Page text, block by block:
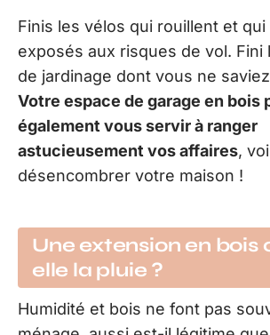
Finis les vélos qui rouillent et
exposés aux risques de vol. Fini
de jardinage dont vous ne
Votre espace de garage en bois
également vous servir à ranger
astucieusement vos affaires,
désencombrer votre maison !
Une extension en bois
elle la pluie ?
Humidité et bois ne font pas